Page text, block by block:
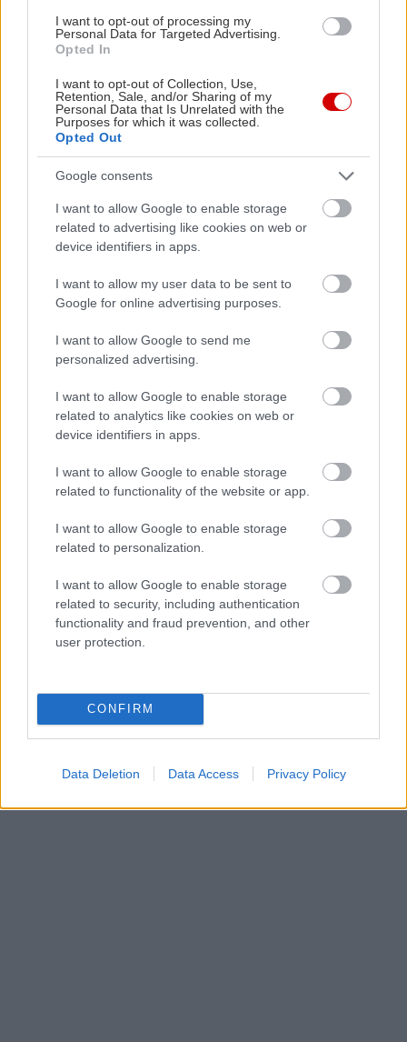
I want to opt-out of processing my
Personal Data for Targeted Advertising.
Opted In
I want to opt-out of Collection, Use,
Retention, Sale, and/or Sharing of my
Personal Data that Is Unrelated with the
Purposes for which it was collected.
Opted Out
Google consents
I want to allow Google to enable storage
related to advertising like cookies on web or
device identifiers in apps.
I want to allow my user data to be sent to
Google for online advertising purposes.
I want to allow Google to send me
personalized advertising.
I want to allow Google to enable storage
related to analytics like cookies on web or
device identifiers in apps.
I want to allow Google to enable storage
related to functionality of the website or app.
I want to allow Google to enable storage
related to personalization.
I want to allow Google to enable storage
related to security, including authentication
functionality and fraud prevention, and other
user protection.
CONFIRM
Data Deletion Data Access Privacy Policy
PODCASTS
«Εγώ είμαι η ανάπηρη, αυτοί είναι οι μ***ες» –
Η Maria Rolls χωρίς φίλτρο
Περδίκι